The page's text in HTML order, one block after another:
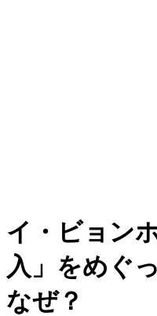
イ・ビョン
入」をめぐ
なぜ？